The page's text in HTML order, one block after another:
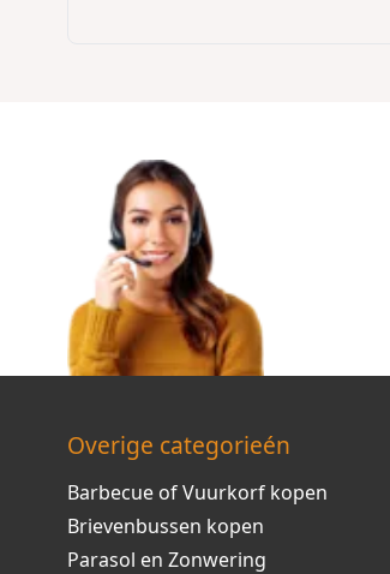
Overige categorieén
Barbecue of Vuurkorf kopen
Brievenbussen kopen
Parasol en Zonwering